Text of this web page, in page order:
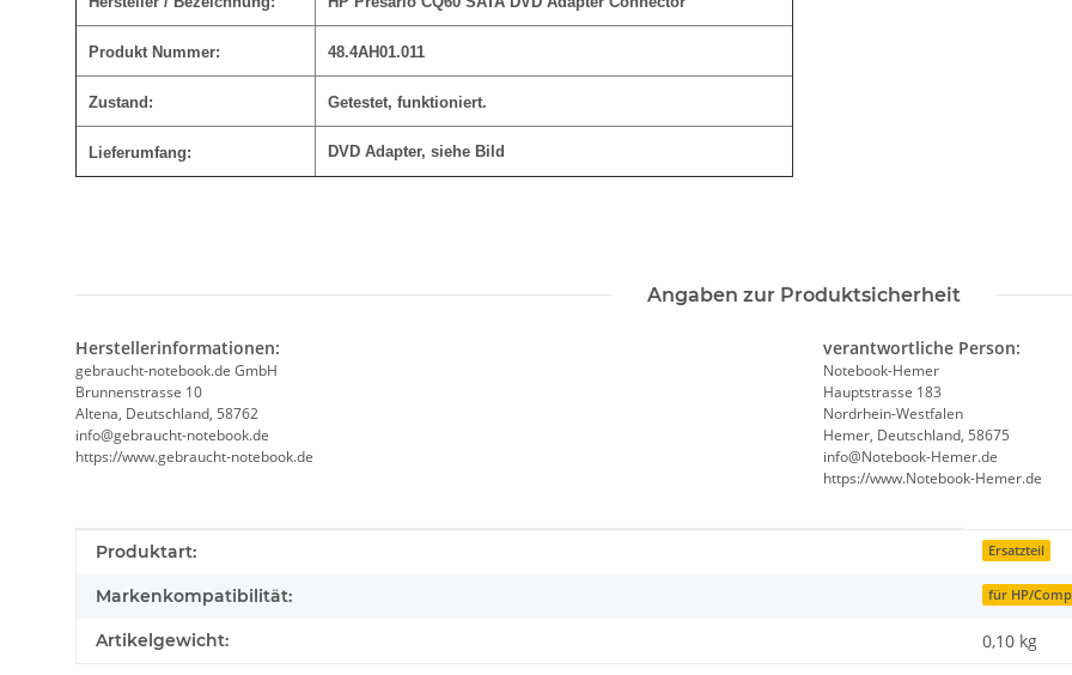
Produkt Nummer: 48.4AH01.011
Zustand: Getestet, funktioniert.
Lieferumfang: DVD Adapter, siehe Bild
Angaben zur Produktsicherheit
Herstellerinformationen:
gebraucht-notebook.de GmbH
Brunnenstrasse 10
Altena, Deutschland, 58762
info@gebraucht-notebook.de
https://www.gebraucht-notebook.de
verantwortliche Person:
Notebook-Hemer
Hauptstrasse 183
Nordrhein-Westfalen
Hemer, Deutschland, 58675
info@Notebook-Hemer.de
https://www.Notebook-Hemer.de
Produkteigenschaft
Wert
Produktart: Ersatzteil
Markenkompatibilität: für HP/
Artikelgewicht: 0,10 kg